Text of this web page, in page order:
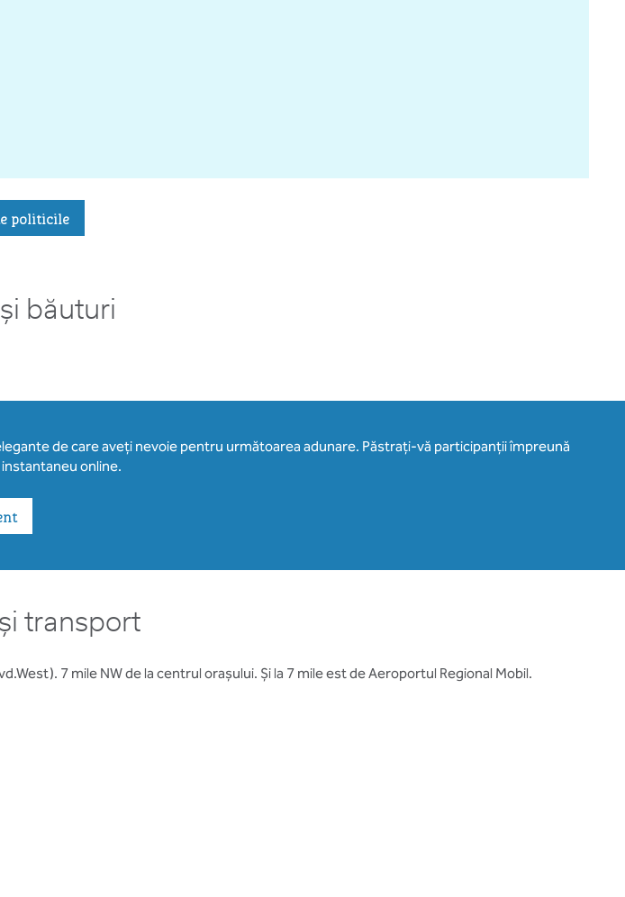
politicile
băuturi
de care aveți nevoie pentru următoarea adunare. Păstrați-vă participanții împreună
online.
transport
7 mile NW de la centrul orașului. Și la 7 mile est de Aeroportul Regional Mobil.